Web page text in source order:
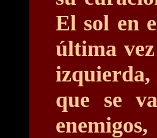
El sol en
última
que se